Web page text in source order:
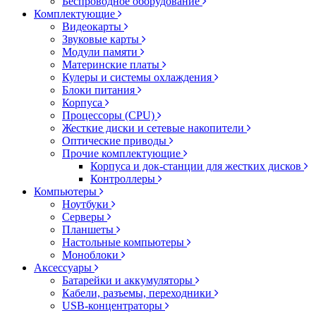
Комплектующие
Видеокарты
Звуковые карты
Модули памяти
Материнские платы
Кулеры и системы охлаждения
Блоки питания
Корпуса
Процессоры (CPU)
Жесткие диски и сетевые накопители
Оптические приводы
Прочие комплектующие
Корпуса и док-станции для жестких дисков
Контроллеры
Компьютеры
Ноутбуки
Серверы
Планшеты
Настольные компьютеры
Моноблоки
Аксессуары
Батарейки и аккумуляторы
Кабели, разъемы, переходники
USB-концентраторы